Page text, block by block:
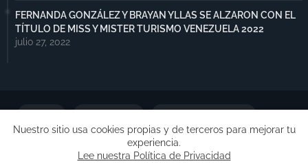
FERNANDA GONZÁLEZ Y BRAYAN YLLAS SE ALZARON CON EL
TÍTULO DE MISS Y MISTER TURISMO VENEZUELA 2022
julio 27, 2022
Nuestro sitio usa cookies propias y de terceros para mejorar tu
experiencia.
Lee nuestra Política de Privacidad